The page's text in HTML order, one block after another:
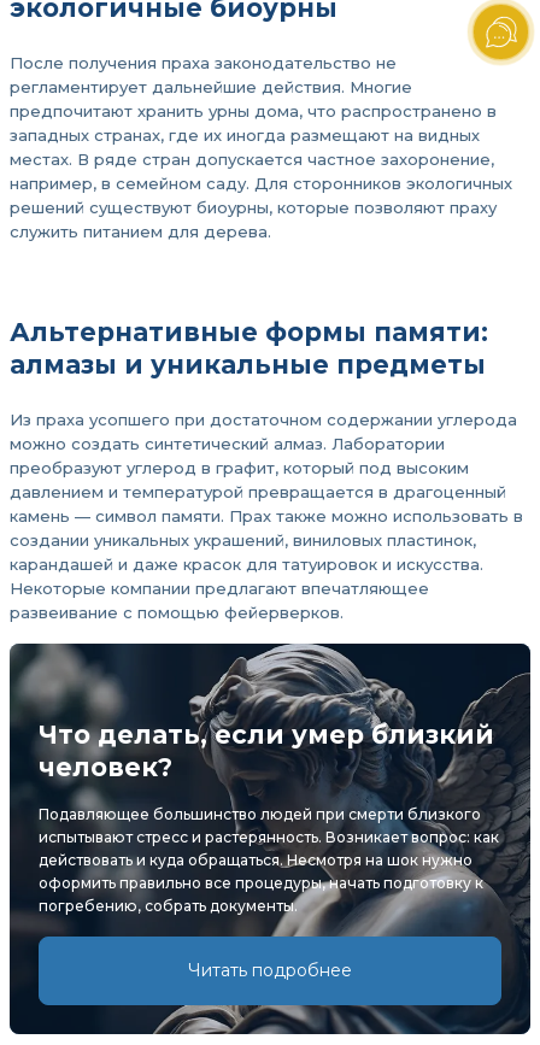
экологичные биоурны
После получения праха законодательство не
регламентирует дальнейшие действия. Многие
предпочитают хранить урны дома, что распространено в
западных странах, где их иногда размещают на видных
местах. В ряде стран допускается частное захоронение,
например, в семейном саду. Для сторонников экологичных
решений существуют биоурны, которые позволяют праху
служить питанием для дерева.
Альтернативные формы памяти:
алмазы и уникальные предметы
Из праха усопшего при достаточном содержании углерода
можно создать синтетический алмаз. Лаборатории
преобразуют углерод в графит, который под высоким
давлением и температурой превращается в драгоценный
камень — символ памяти. Прах также можно использовать в
создании уникальных украшений, виниловых пластинок,
карандашей и даже красок для татуировок и искусства.
Некоторые компании предлагают впечатляющее
развеивание с помощью фейерверков.
Что делать, если умер близкий
человек?
Подавляющее большинство людей при смерти близкого
испытывают стресс и растерянность. Возникает вопрос: как
действовать и куда обращаться. Несмотря на шок нужно
оформить правильно все процедуры, начать подготовку к
погребению, собрать документы.
Читать подробнее